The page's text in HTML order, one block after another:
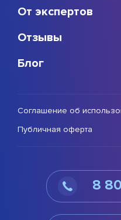
От экспертов
Отзывы
Блог
Соглашение об
Публичная оферта
8